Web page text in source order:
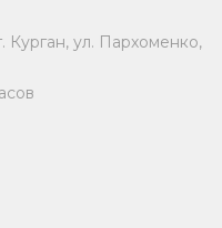
Курган, ул. Пархоменко,